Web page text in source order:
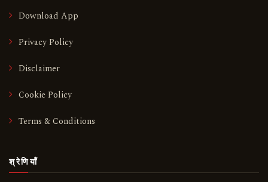
Download App
Privacy Policy
Disclaimer
Cookie Policy
Terms & Conditions
श्रेणियाँ